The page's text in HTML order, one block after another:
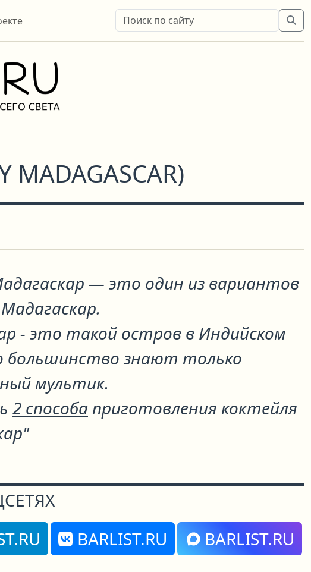
MADAGASCAR)
— это один из вариантов
Мадагаскар.
- это такой остров в Индийском
большинство знают только
мультик.
2 способаприготовления коктейля
BARLIST.RU BARLIST.RU